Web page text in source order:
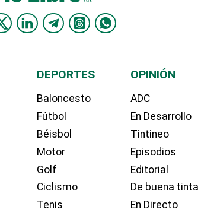
DEPORTES
Baloncesto
Fútbol
Béisbol
Motor
Golf
Ciclismo
Tenis
OPINIÓN
ADC
En Desarrollo
Tintineo
Episodios
Editorial
De buena tinta
En Directo